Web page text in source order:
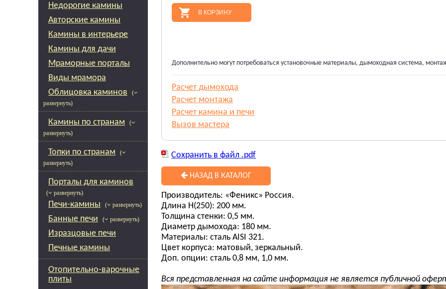
Недорогие камины
Авторские камины
Камины в интерьере
Камины для дачи
Мраморные порталы
Виды мрамора
Облицовка каминов
(
развернуть)
Камины по странам
(
развернуть)
Топки по странам
(
развернуть)
Порталы для каминов
( развернуть)
Печи-камины ( развернуть)
Банные печи ( развернуть)
Изразцовые печи
Печные камины
Отопительно-варочные
плиты
В КОРЗИНУ
Дополнительно могут потребоваться установочные материалы, дымоходная система,
Расчет дымохода
Расчет монтажа
Расчет камина и печи
Вызов мастера
Сохранить в файл .pdf
НАЗАД В КАТАЛОГ
Производитель: «Феникс» Россия.
Длина Н(250): 200 мм.
Толщина стенки: 0,5 мм.
Диаметр дымохода: 180 мм.
Материалы: сталь AISI 321.
Цвет корпуса: матовый, зеркальный.
Доп. опции: сталь 0,8 мм, 1,0 мм.
Вся представленная на сайте информация не является публичной